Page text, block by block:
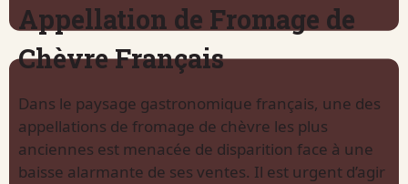
Appellation de Fromage de
Chèvre Français
Dans le paysage gastronomique français, une des
appellations de fromage de chèvre les plus
anciennes est menacée de disparition face à une
baisse alarmante de ses ventes. Il est urgent d’agir